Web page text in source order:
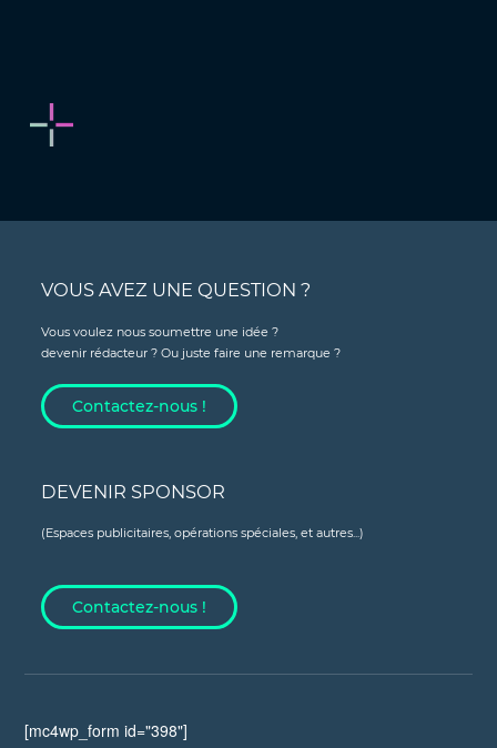
VOUS AVEZ UNE QUESTION ?
Vous voulez nous soumettre une idée ?
devenir rédacteur ? Ou juste faire une remarque ?
Contactez-nous !
DEVENIR SPONSOR
(Espaces publicitaires, opérations spéciales, et autres...)
Contactez-nous !
[mc4wp_form id="398"]